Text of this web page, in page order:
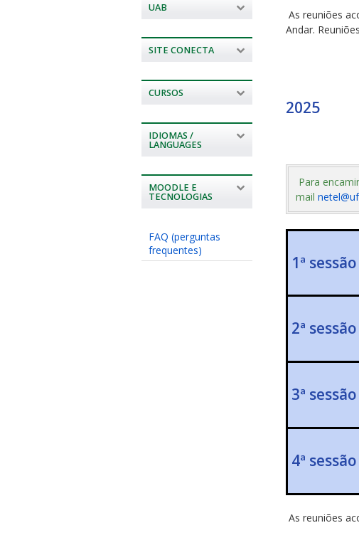
UAB
SITE CONECTA
CURSOS
IDIOMAS /
LANGUAGES
MOODLE E
TECNOLOGIAS
FAQ (perguntas
frequentes)
As reuniões
Andar.
2025
Para
mail
1ª
2ª
3ª
4ª
As reuniões